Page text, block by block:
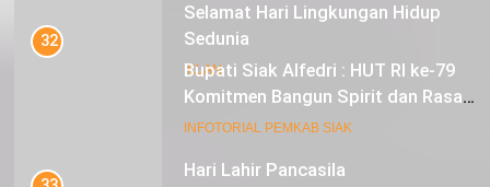
Selamat Hari Lingkungan Hidup
Sedunia
IKLAN
Hari Lahir Pancasila
32
Bupati Siak Alfedri : HUT RI ke-79
Komitmen Bangun Spirit dan Rasa
Nasionalisme
INFOTORIAL PEMKAB SIAK